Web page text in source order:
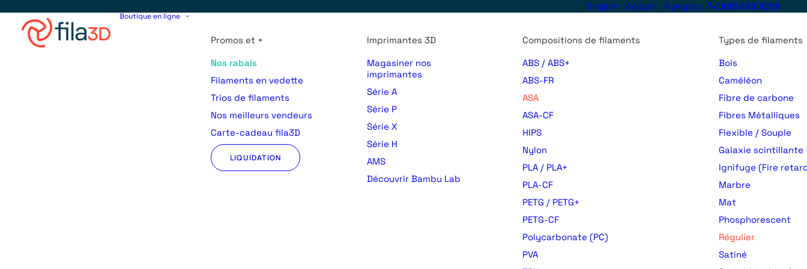
English Accueil À propos 1.888.499.9299
Boutique en ligne
Promos et +
Nos rabais
Filaments en vedette
Trios de filaments
Nos meilleurs vendeurs
Carte-cadeau fila3D
LIQUIDATION
Imprimantes 3D
Magasiner nos
imprimantes
Série A
Série P
Série X
Série H
AMS
Découvrir Bambu Lab
Compositions de filaments
ABS / ABS+
ABS-FR
ASA
ASA-CF
HIPS
Nylon
PLA / PLA+
PLA-CF
PETG / PETG+
PETG-CF
Polycarbonate (PC)
PVA
Types de filaments
Bois
Caméléon
Fibre de carbone
Fibres Métalliques
Flexible / Souple
Galaxie scintillante
Ignifuge (Fire
Marbre
Mat
Phosphorescent
Régulier
Satiné